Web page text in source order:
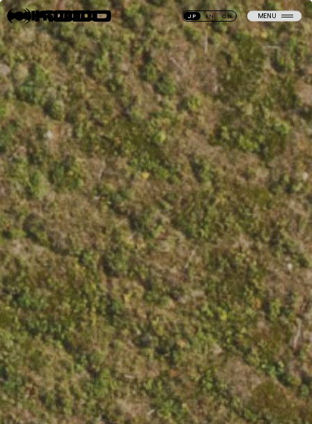
JP EN CN MENU
CLOSE
NEWS
NEWS
COMPA NY
COM PAN Y
SERVICE
SERVICE
NETWORK
NE TWORK
SUSTAINAB ILITY
SUSTA INABILITY
RECRUITING
RECRUITING
OFFICE TOUR
OFFICE TOUR
CONTA CT
CONTACT
JP EN CN
PAGE TOP